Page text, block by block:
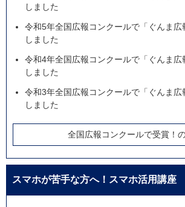
しました
令和5年全国広報コンクールで「ぐんま広
しました
令和4年全国広報コンクールで「ぐんま広
しました
令和3年全国広報コンクールで「ぐんま広
しました
全国広報コンクールで受賞！
スマホが苦手な方へ！スマホ活用講座